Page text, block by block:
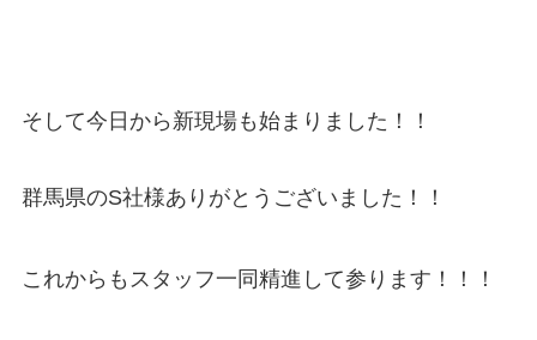
そして今日から新現場も始まりました！！
群馬県のS社様ありがとうございました！！
これからもスタッフ一同精進して参ります！！！